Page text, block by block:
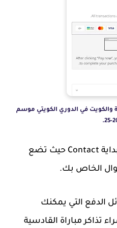
والكويت في الدوري الكويتي موسم
في هذه الصفحة، تجد في البداية Contact حيث تضع
الخاص بك.
الدفع التي يمكنك
تذاكر مباراة القادسية